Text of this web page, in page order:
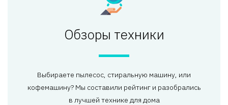
Обзоры техники
Выбираете пылесос, стиральную машину, или
кофемашину? Мы составили рейтинг и разобрались
в лучшей технике для дома